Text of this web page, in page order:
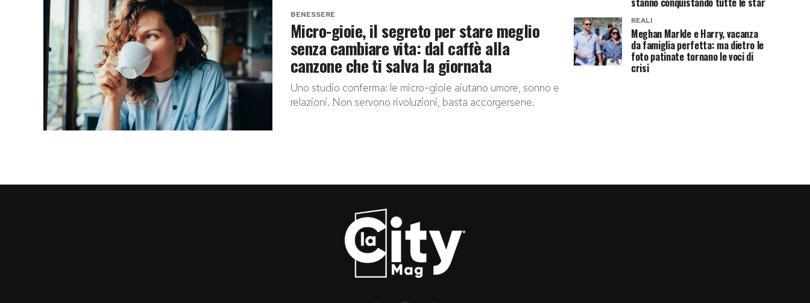
BENESSERE
Micro-gioie, il segreto per stare meglio
senza cambiare vita: dal caffè alla
canzone che ti salva la giornata
Uno studio conferma: le micro-gioie aiutano umore, sonno e
relazioni. Non servono rivoluzioni, basta accorgersene.
REALI
Meghan Markle e Harry, vacanza
da famiglia perfetta: ma dietro le
foto patinate tornano le voci di
crisi